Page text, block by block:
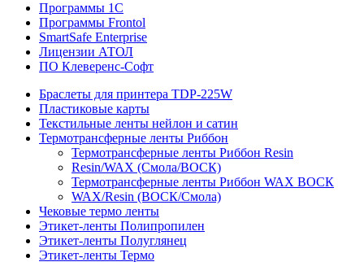
Программы 1C
Программы Frontol
SmartSafe Enterprise
Лицензии АТОЛ
ПО Клеверенс-Софт
Браслеты для принтера TDP-225W
Пластиковые карты
Текстильные ленты нейлон и сатин
Термотрансферные ленты Риббон
Термотрансферные ленты Риббон Resin
Resin/WAX (Смола/ВОСК)
Термотрансферные ленты Риббон WAX ВОСК
WAX/Resin (ВОСК/Смола)
Чековые термо ленты
Этикет-ленты Полипропилен
Этикет-ленты Полуглянец
Этикет-ленты Термо